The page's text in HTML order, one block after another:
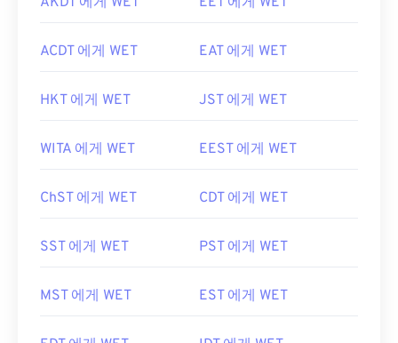
ACDT 에게 WET EAT 에게 WET
HKT 에게 WET JST 에게 WET
WITA 에게 WET EEST 에게 WET
ChST 에게 WET CDT 에게 WET
SST 에게 WET PST 에게 WET
MST 에게 WET EST 에게 WET